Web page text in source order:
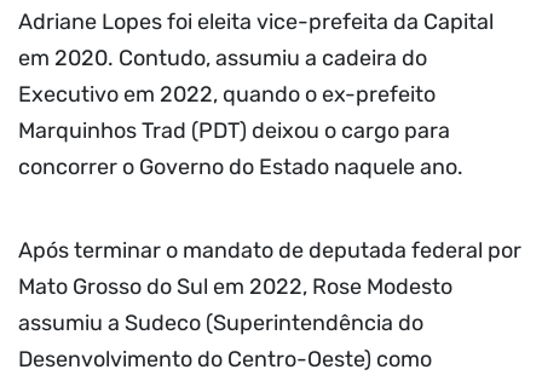
Adriane Lopes foi eleita vice-prefeita da Capital
em 2020. Contudo, assumiu a cadeira do
Executivo em 2022, quando o ex-prefeito
Marquinhos Trad (PDT) deixou o cargo para
concorrer o Governo do Estado naquele ano.
Após terminar o mandato de deputada federal por
Mato Grosso do Sul em 2022, Rose Modesto
assumiu a Sudeco (Superintendência do
Desenvolvimento do Centro-Oeste) como